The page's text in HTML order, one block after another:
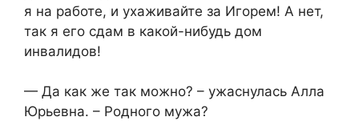
я на работе, и ухаживайте за Игорем! А нет,
так я его сдам в какой-нибудь дом
инвалидов!
— Да как же так можно? – ужаснулась Алла
Юрьевна. – Родного мужа?